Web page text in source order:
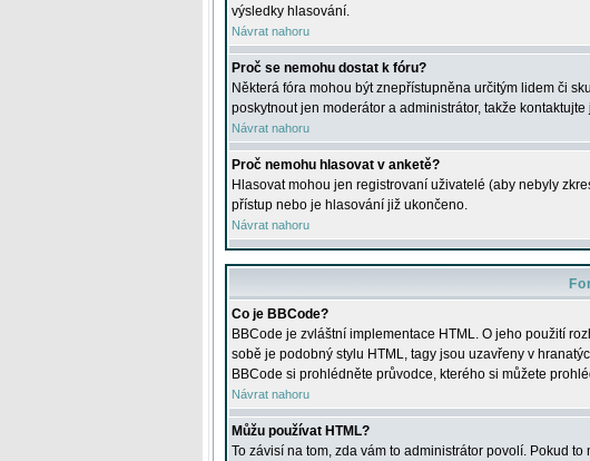
výsledky hlasování.
Návrat nahoru
Proč se nemohu dostat k fóru?
Některá fóra mohou být znepřístupněna určitým lidem či
poskytnout jen moderátor a administrátor, takže kontaktujte
Návrat nahoru
Proč nemohu hlasovat v anketě?
Hlasovat mohou jen registrovaní uživatelé (aby nebyly
přístup nebo je hlasování již ukončeno.
Návrat nahoru
Co je BBCode?
BBCode je zvláštní implementace HTML. O jeho použití
sobě je podobný stylu HTML, tagy jsou uzavřeny v
BBCode si prohlédněte průvodce, kterého si můžete
Návrat nahoru
Můžu používat HTML?
To závisí na tom, zda vám to administrátor povolí. Pokud